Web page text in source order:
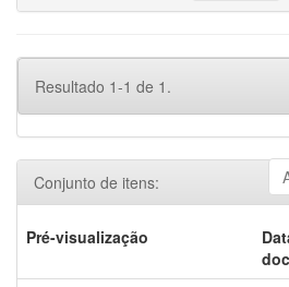
Resultado 1-1 de 1.
Conjunto de itens:
Pré-visualização